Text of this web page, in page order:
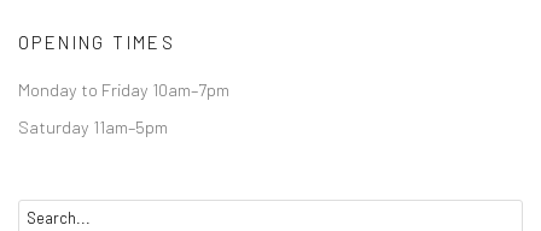
OPENING TIMES
Monday to Friday 10am–7pm
Saturday 11am–5pm